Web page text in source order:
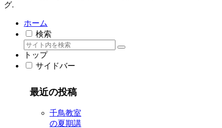
グ.
ホーム
検索
トップ
サイドバー
最近の投稿
千鳥教室
の夏期講